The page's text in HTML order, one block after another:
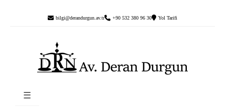
bilgi@derandurgun.av.tr +90 532 380 96 30 Yol Tarifi
☰